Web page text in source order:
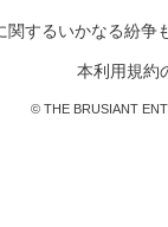
するいかなる紛
本利用規約
© THE BRUSIANT